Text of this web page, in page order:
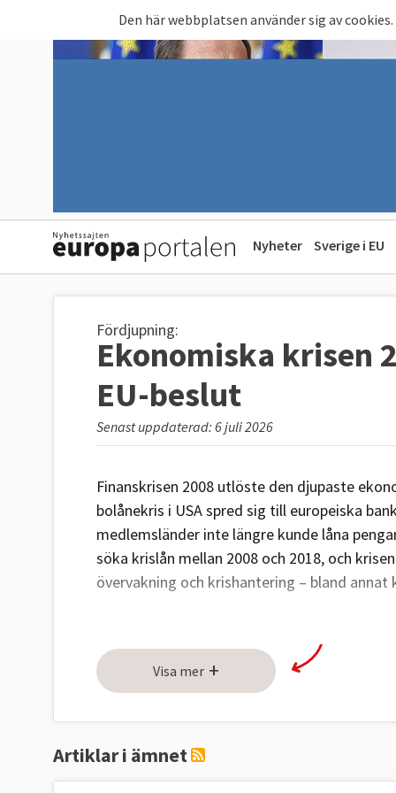
Den här webbplatsen använder sig av cookies.
Nyheter Sverige i EU
Fördjupning:
Ekonomiska krisen
EU-beslut
Senast uppdaterad: 6 juli 2026
Finanskrisen 2008 utlöste den djupaste
bolånekris i USA spred sig till europeiska
medlemsländer inte längre kunde låna
söka krislån mellan 2008 och 2018, och
övervakning och krishantering – bland annat
fortfarande finns i eurons konstruktion.
13 frågor och svar
Den globala finanskrisen började som en
Visa mer +
Artiklar i ämnet